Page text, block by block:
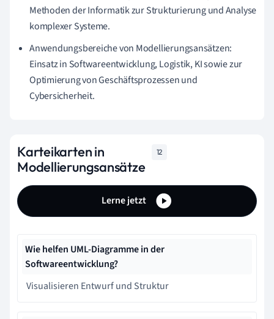
Methoden der Informatik zur Strukturierung und Analyse
komplexer Systeme.
Anwendungsbereiche von Modellierungsansätzen:
Einsatz in Softwareentwicklung, Logistik, KI sowie zur
Optimierung von Geschäftsprozessen und
Cybersicherheit.
Karteikarten in
Modellierungsansätze
12
Lerne jetzt
Wie helfen UML-Diagramme in der
Softwareentwicklung?
Visualisieren Entwurf und Struktur